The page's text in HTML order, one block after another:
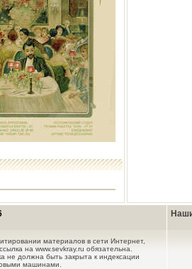
материалов в сети Интернет,
на www.sevkray.ru обязательна.
не должна быть закрыта к индексации
машинами.